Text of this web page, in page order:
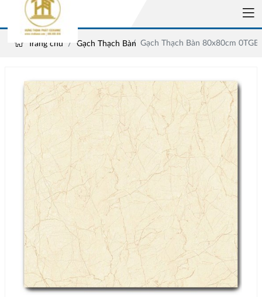
Trang chủ Gạch Thạch Bàn Gạch Thạch Bàn 80x80cm